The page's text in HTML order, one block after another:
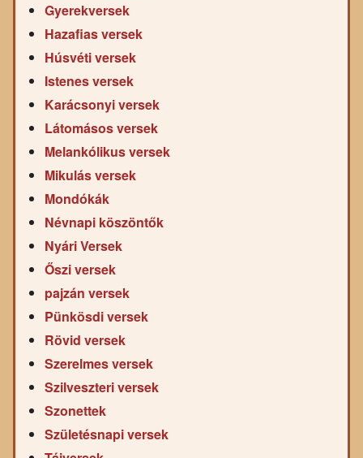
Gyerekversek
Hazafias versek
Húsvéti versek
Istenes versek
Karácsonyi versek
Látomásos versek
Melankólikus versek
Mikulás versek
Mondókák
Névnapi köszöntők
Nyári Versek
Őszi versek
pajzán versek
Pünkösdi versek
Rövid versek
Szerelmes versek
Szilveszteri versek
Szonettek
Születésnapi versek